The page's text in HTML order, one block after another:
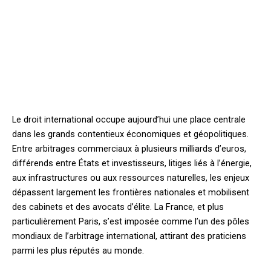
Le droit international occupe aujourd’hui une place centrale
dans les grands contentieux économiques et géopolitiques.
Entre arbitrages commerciaux à plusieurs milliards d’euros,
différends entre États et investisseurs, litiges liés à l’énergie,
aux infrastructures ou aux ressources naturelles, les enjeux
dépassent largement les frontières nationales et mobilisent
des cabinets et des avocats d’élite. La France, et plus
particulièrement Paris, s’est imposée comme l’un des pôles
mondiaux de l’arbitrage international, attirant des praticiens
parmi les plus réputés au monde.